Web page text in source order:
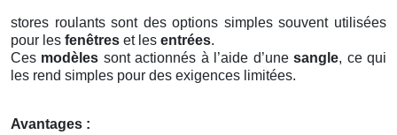
stores roulants sont des options simples souvent utilisées
pour les fenêtres et les entrées.
Ces modèles sont actionnés à l’aide d’unesangle, ce qui
les rend simples pour des exigences limitées.
Avantages :